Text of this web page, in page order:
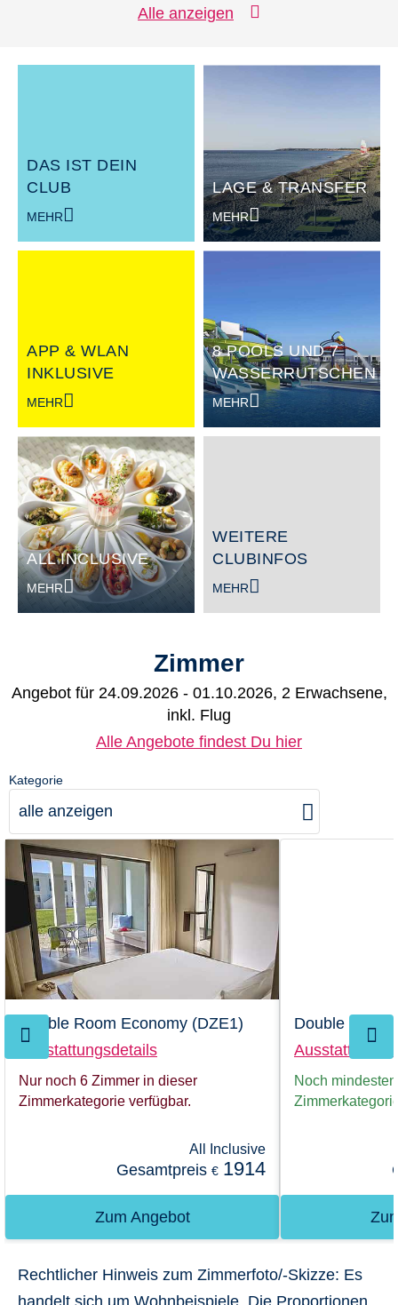
Tauchen & Schnorcheln
Alle anzeigen
DAS IST DEIN
CLUB
MEHR
LAGE & TRANSFER
MEHR
APP & WLAN
INKLUSIVE
MEHR
8 POOLS UND 7
WASSERRUTSCHEN
MEHR
ALL INCLUSIVE
MEHR
WEITERE
CLUBINFOS
MEHR
Zimmer
Angebot für 24.09.2026 - 01.10.2026, 2 Erwachsene,
inkl. Flug
Alle Angebote findest Du hier
Kategorie
alle anzeigen
Double Room Economy (DZE1)
Ausstattungsdetails
Nur noch 6 Zimmer in dieser
Zimmerkategorie verfügbar.
All Inclusive
Gesamtpreis € 1914
Zum Angebot
Double Room
Noch
Rechtlicher Hinweis zum Zimmerfoto/-Skizze: Es
handelt sich um Wohnbeispiele. Die Proportionen